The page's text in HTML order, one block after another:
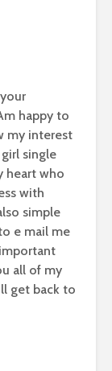
happy to
my interest
single
heart who
with
simple
e mail me
all of my
get back to